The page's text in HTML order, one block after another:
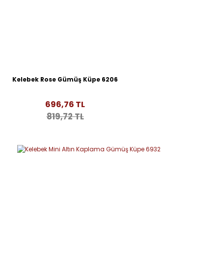
Kelebek Rose Gümüş Küpe 6206
696,76 TL
819,72 TL